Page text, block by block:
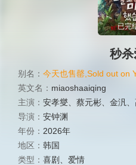
已完
秒
别名： 今天也售罄,Sold out on
英文名： miaoshaaiqing
主演： 安孝燮 蔡元彬 金汎
导演： 安钟渊
年份： 2026年
地区： 韩国
类型： 喜剧
爱情